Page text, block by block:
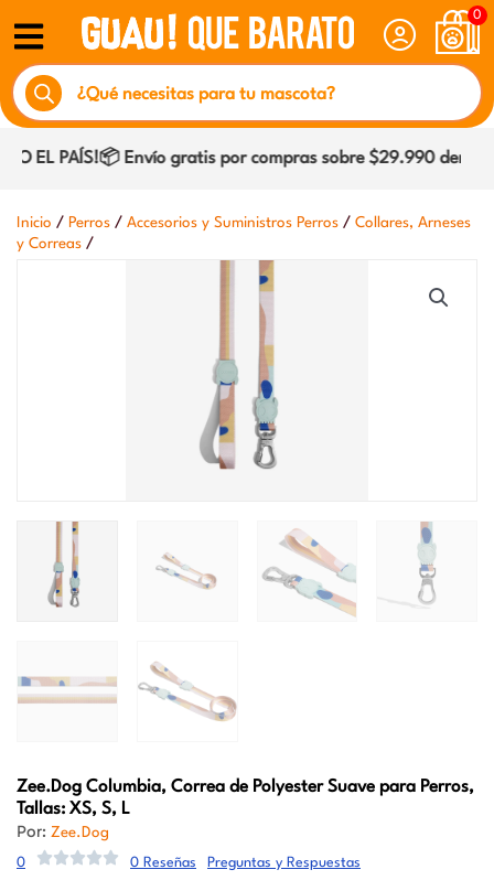
contenido
0
Búsqueda
de
productos
EL PAÍS!📦 Envío gratis por compras sobre $29.990 dentro
Inicio / Perros / Accesorios y Suministros Perros / Collares, Arneses
y Correas /
Zee.Dog Columbia, Correa de Polyester Suave para Perros,
Tallas: XS, S, L
Por: Zee.Dog
0 0 Reseñas Preguntas y Respuestas